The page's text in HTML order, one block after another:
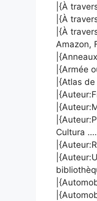
|{À
|{À
|{À
Amazon,
|{Armée
|{Atlas
Cultura